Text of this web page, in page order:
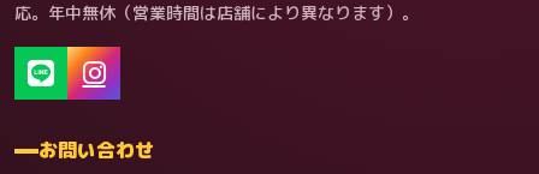
応。年中無休（営業時間は店舗により異なります）。
お問い合わせ